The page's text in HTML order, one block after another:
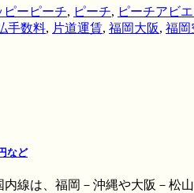
ピーピーチ, ピーチ, ピーチアビ
手数料, 片道運賃, 福岡大阪, 福岡
など
線は、福岡－沖縄や大阪－松